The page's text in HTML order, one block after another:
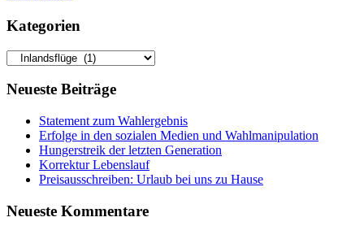
Kategorien
Kategorien
Neueste Beiträge
Statement zum Wahlergebnis
Erfolge in den sozialen Medien und Wahlmanipulation
Hungerstreik der letzten Generation
Korrektur Lebenslauf
Preisausschreiben: Urlaub bei uns zu Hause
Neueste Kommentare